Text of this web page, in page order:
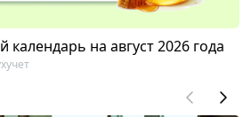
на август 2026 года